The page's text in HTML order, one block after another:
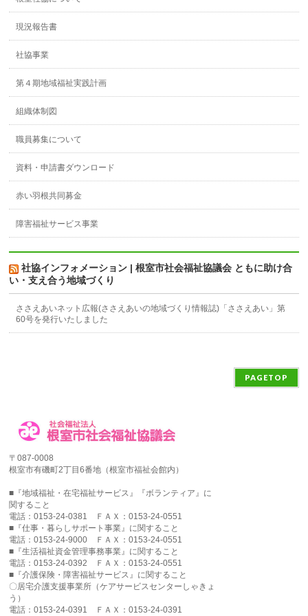
現況報告書
社協事業
第４期地域福祉実践計画
組織体制図
職員募集について
資料・申請書ダウンロード
赤い羽根共同募金
障害福祉サービス事業
社協インフォメーション | 根室市社会福祉協議会 ともに助け合
い・支え合う地域づくり
ささえあいネット広報(ささえあいの地域づくり情報誌)「ささえあい」第
60号を発行いたしました
PAGETOP
〒087-0008
根室市有磯町2丁目6番地（根室市福祉会館内）
■『地域福祉・在宅福祉サービス』『ボランティア』に
関すること
電話：0153-24-0381 ＦＡＸ：0153-24-0551
■『仕事・暮らしサポート事業』に関すること
電話：0153-24-9000 ＦＡＸ：0153-24-0551
■『生活福祉資金管理事務事業』に関すること
電話：0153-24-0392 ＦＡＸ：0153-24-0551
■『介護保険・障害福祉サービス』に関すること
〇居宅介護支援事業所（ケアサービスセンターしゃきょ
う）
電話：0153-24-0391 ＦＡＸ：0153-24-0391